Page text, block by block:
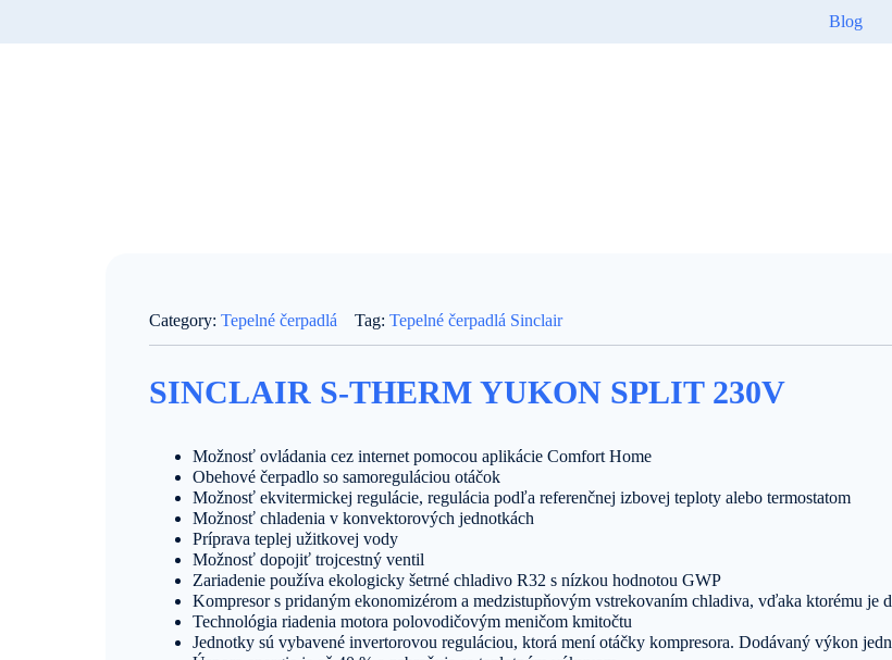
Blog
Category: Tepelné čerpadlá Tag: Tepelné čerpadlá Sinclair
SINCLAIR S-THERM YUKON SPLIT 230V
Možnosť ovládania cez internet pomocou aplikácie Comfort Home
Obehové čerpadlo so samoreguláciou otáčok
Možnosť ekvitermickej regulácie, regulácia podľa referenčnej izbovej teploty alebo termostatom
Možnosť chladenia v konvektorových jednotkách
Príprava teplej užitkovej vody
Možnosť dopojiť trojcestný ventil
Zariadenie používa ekologicky šetrné chladivo R32 s nízkou hodnotou GWP
Kompresor s pridaným ekonomizérom a medzistupňovým vstrekovaním chladiva, vďaka ktorému je
Technológia riadenia motora polovodičovým meničom kmitočtu
Jednotky sú vybavené invertorovou reguláciou, ktorá mení otáčky kompresora. Dodávaný výkon